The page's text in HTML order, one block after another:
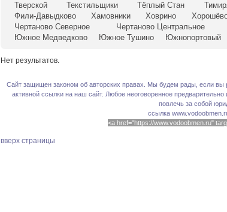
Тверской
Текстильщики Тёплый Стан
Фили-Давыдково
Хамовники Ховрино
Чертаново Северное Чертаново Центральное
Южное Медведково
Южное Тушино Южнопортовый
Нет результатов.
Сайт защищен законом об авторских правах. Мы будем рады, если вы
активной ссылки на наш сайт. Любое неоговоренное
повлечь за собой
ссылка
<a href="https://www.vodoobmen.ru"
вверх страницы